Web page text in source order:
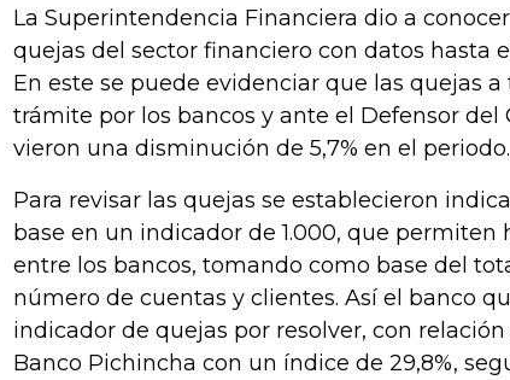
La Superintendencia Financiera dio a
quejas del sector financiero con datos hasta
En este se puede evidenciar que las quejas
trámite por los bancos y ante el Defensor del
vieron una disminución de 5,7% en el periodo.
Para revisar las quejas se establecieron
base en un indicador de 1.000, que permiten
entre los bancos, tomando como base del
número de cuentas y clientes. Así el banco
indicador de quejas por resolver, con
Banco Pichincha con un índice de 29,8%,